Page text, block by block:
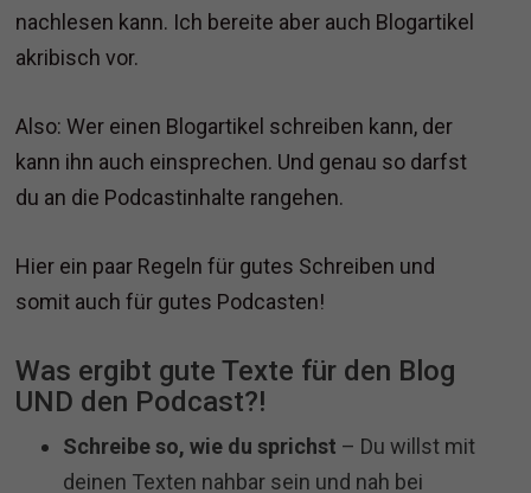
nachlesen kann. Ich bereite aber auch Blogartikel
akribisch vor.
Also: Wer einen Blogartikel schreiben kann, der
kann ihn auch einsprechen. Und genau so darfst
du an die Podcastinhalte rangehen.
Hier ein paar Regeln für gutes Schreiben und
somit auch für gutes Podcasten!
Was ergibt gute Texte für den Blog
UND den Podcast?!
Schreibe so, wie du sprichst – Du willst mit
deinen Texten nahbar sein und nah bei